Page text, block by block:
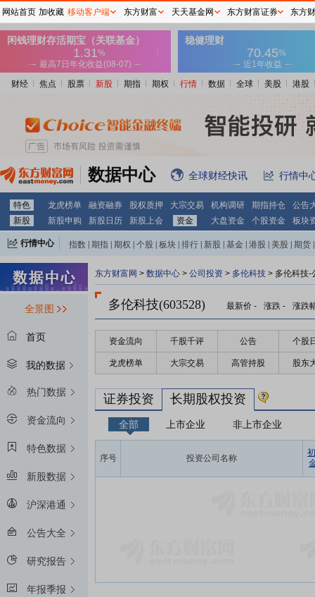
财经 焦点 股票 新股 期指 期权 行情 数据 全球 美股 港股
数据中心 全球财经快讯 行情中
特色 龙虎榜单 融资融券 股权质押 大宗交易 机构调研 期指持仓
公告
新股
新股申购 新股日历 新股上会 资金 大盘资金 个股资金 板块
行情中心 指数 期指 期权 个股 板块 排行 新股 基金 港股 美股 期货
全景图
首页
我的数据
热门数据
资金流向
特色数据
新股数据
沪深港通
公告大全
研究报告
年报季报
东方财富网 > 数据中心 > 公司投资 > 多伦科技 > 多伦科技-
多伦科技(603528) 最新价 - 涨跌 - 涨跌
资金流向 千股千评 公告 个股
龙虎榜单 大宗交易 高管持股 股东
证券投资 长期股权投资
全部 上市企业 非上市企业
序号 投资公司名称
网站首页 加收藏 移动客户端 东方财富 天天基金网 东方财富证券 东方